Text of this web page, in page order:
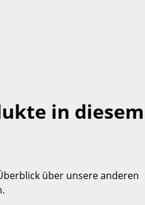
in diesem
über unsere anderen